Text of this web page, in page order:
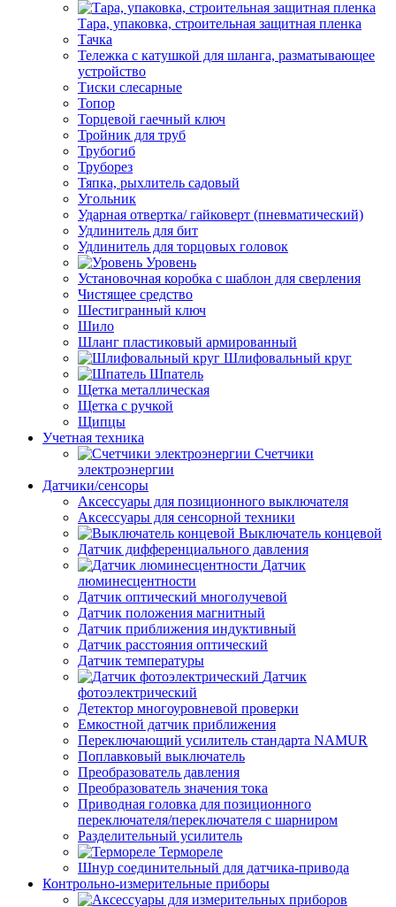
Тара, упаковка, строительная защитная пленка
Тачка
Тележка с катушкой для шланга, разматывающее
устройство
Тиски слесарные
Топор
Торцевой гаечный ключ
Тройник для труб
Трубогиб
Труборез
Тяпка, рыхлитель садовый
Угольник
Ударная отвертка/ гайковерт (пневматический)
Удлинитель для бит
Удлинитель для торцовых головок
Уровень
Установочная коробка с шаблон для сверления
Чистящее средство
Шестигранный ключ
Шило
Шланг пластиковый армированный
Шлифовальный круг
Шпатель
Щетка металлическая
Щетка с ручкой
Щипцы
Учетная техника
Счетчики
электроэнергии
Датчики/сенсоры
Аксессуары для позиционного выключателя
Аксессуары для сенсорной техники
Выключатель концевой
Датчик дифференциального давления
Датчик
люминесцентности
Датчик оптический многолучевой
Датчик положения магнитный
Датчик приближения индуктивный
Датчик расстояния оптический
Датчик температуры
Датчик
фотоэлектрический
Детектор многоуровневой проверки
Емкостной датчик приближения
Переключающий усилитель стандарта NAMUR
Поплавковый выключатель
Преобразователь давления
Преобразователь значения тока
Приводная головка для позиционного
переключателя/переключателя с шарниром
Разделительный усилитель
Термореле
Шнур соединительный для датчика-привода
Контрольно-измерительные приборы